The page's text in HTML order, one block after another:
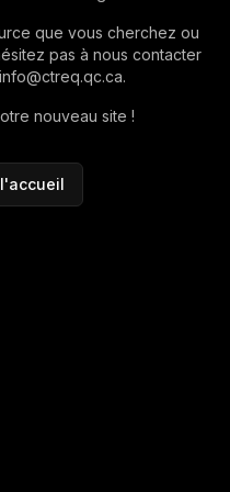
que vous cherchez ou
pas à nous contacter
nouveau site !